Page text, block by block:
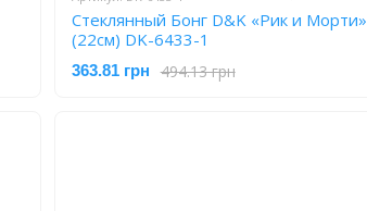
Стеклянный Бонг D&K «Рик и Морти»
(22см) DK-6433-1
494.13 грн
363.81 грн